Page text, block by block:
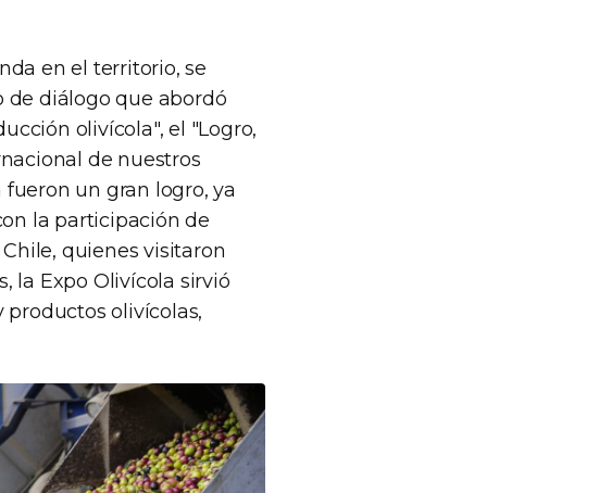
en el territorio, se
de diálogo que abordó
olivícola", el "Logro,
de nuestros
un gran logro, ya
la participación de
quienes visitaron
la Expo Olivícola sirvió
olivícolas,